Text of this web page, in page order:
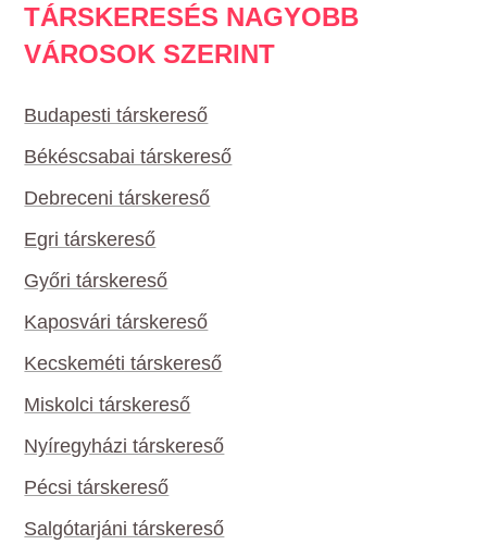
TÁRSKERESÉS NAGYOBB
VÁROSOK SZERINT
Budapesti társkereső
Békéscsabai társkereső
Debreceni társkereső
Egri társkereső
Győri társkereső
Kaposvári társkereső
Kecskeméti társkereső
Miskolci társkereső
Nyíregyházi társkereső
Pécsi társkereső
Salgótarjáni társkereső